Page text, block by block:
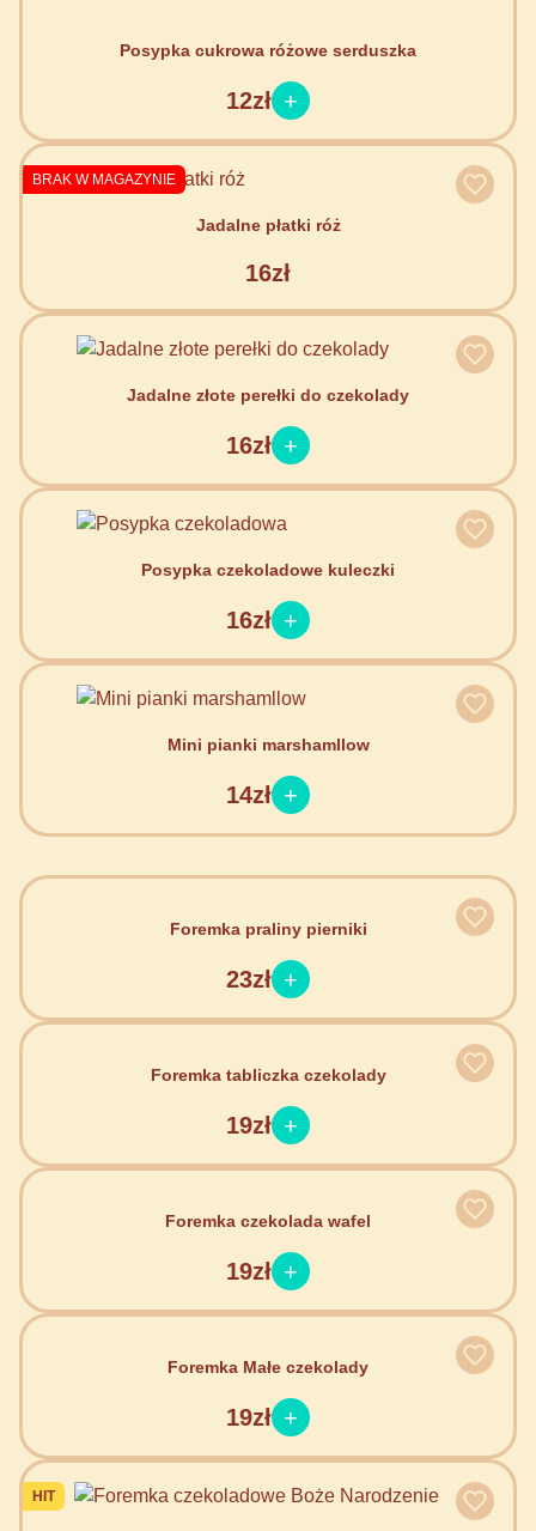
Posypka cukrowa różowe serduszka
12zł
BRAK W MAGAZYNIE
Jadalne płatki róż
16zł
Jadalne złote perełki do czekolady
16zł
Posypka czekoladowe kuleczki
16zł
Mini pianki marshamllow
14zł
Foremka praliny pierniki
23zł
Foremka tabliczka czekolady
19zł
Foremka czekolada wafel
19zł
Foremka Małe czekolady
19zł
HIT